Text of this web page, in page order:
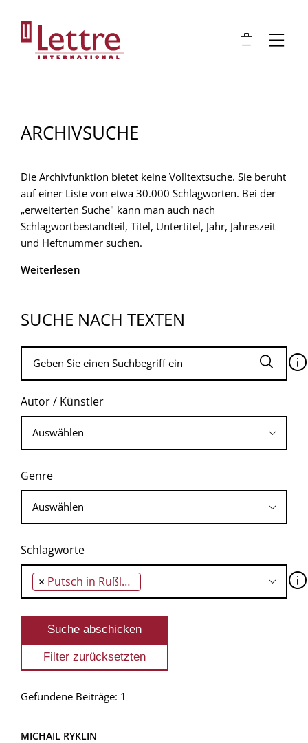
Inhalt
🛍 ⋮
ARCHIVSUCHE
Die Archivfunktion bietet keine Volltextsuche. Sie beruht
auf einer Liste von etwa 30.000 Schlagworten. Bei der
„erweiterten Suche" kann man auch nach
Schlagwortbestandteil, Titel, Untertitel, Jahr, Jahreszeit
und Heftnummer suchen.
Weiterlesen
SUCHE NACH TEXTEN
🛈
Autor / Künstler
Genre
Schlagworte
× Putsch in Rußland vom 19. bis 23.8.1991 🛈
Gefundene Beiträge: 1
MICHAIL RYKLIN